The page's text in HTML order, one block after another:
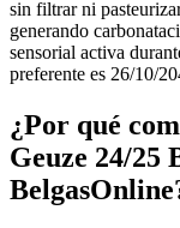
sin filtrar ni
generando
sensorial activa
preferente es 26/10/
¿Por qué
Geuze 24/25